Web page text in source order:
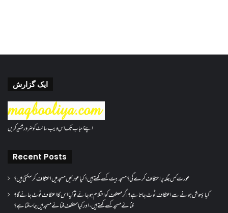
ایک گزارش
اپنے احباب تک اس ویب سائٹ کو ضرور شئیر کریں
Recent Posts
عورت کس جگہ پر اعتکاف کرے گی؟مسجد بیت کسے کہتے ہیں؟کیا عورتیں مسجد میں اعتکاف کر سکتی ہیں؟
کیا بیہوش ہونے سے اعتکاف ٹوٹ جاتا ہے؟ اگر معتکف کو احتلام ہو جائے تو کیا اس کا اعتکاف ٹوٹ جائے گا؟
فنائے مسجد کسے کہتے ہیں ، اور کیا معتکف فنائے مسجد میں جا سکتا ہے؟